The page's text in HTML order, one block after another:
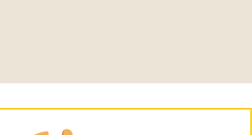
afzetten mogelijk